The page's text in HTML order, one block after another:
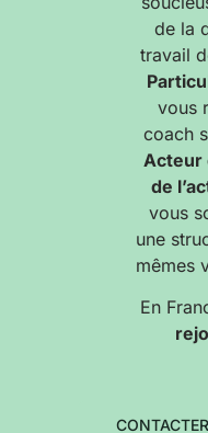
de la
travail
vous
coach
Acteur
de
vous
une
mêmes
En